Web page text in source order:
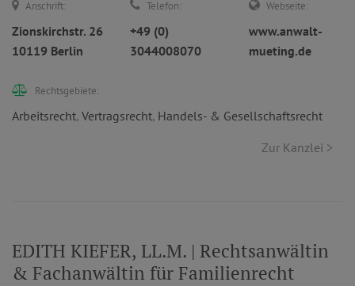
Anschrift:
Zionskirchstr. 26
10119 Berlin
Telefon:
+49 (0)
3044008070
Webseite:
www.anwalt-
mueting.de
Rechtsgebiete:
Arbeitsrecht, Vertragsrecht, Handels- & Gesellschaftsrecht
Zur Kanzlei >
EDITH KIEFER, LL.M. | Rechtsanwältin
& Fachanwältin für Familienrecht